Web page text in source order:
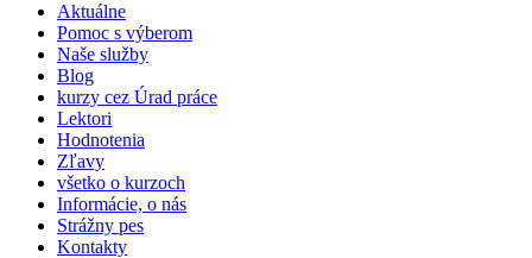
Aktuálne
Pomoc s výberom
Naše služby
Blog
kurzy cez Úrad práce
Lektori
Hodnotenia
Zľavy
všetko o kurzoch
Informácie, o nás
Strážny pes
Kontakty